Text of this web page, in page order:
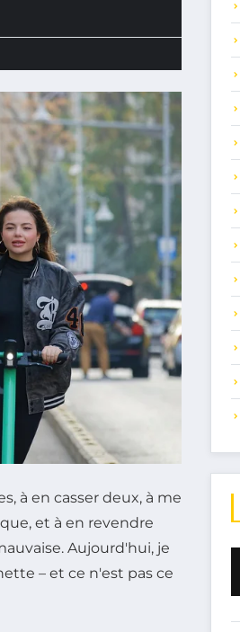
à en casser deux, à me
et à en revendre
Aujourd'hui, je
– et ce n'est pas ce